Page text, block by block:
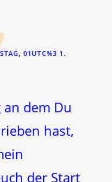
01UTC%3 1.
an dem Du
hast,
der Start